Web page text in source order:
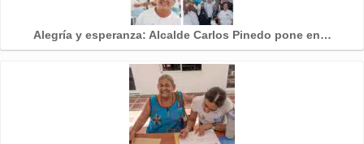
Alegría y esperanza: Alcalde Carlos Pinedo pone en…